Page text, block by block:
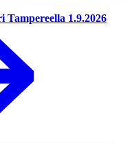
Tampereella 1.9.2026